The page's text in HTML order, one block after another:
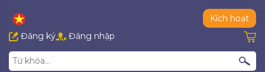
Kích hoạt
Đăng ký
Đăng nhập